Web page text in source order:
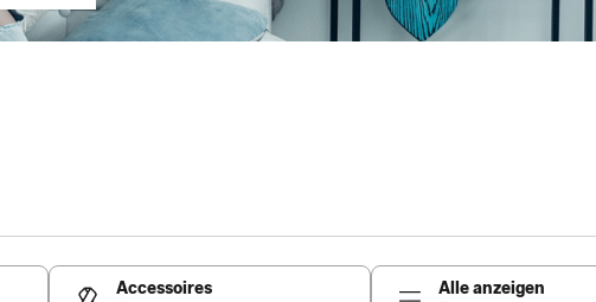
Accessoires
Alle anzeigen